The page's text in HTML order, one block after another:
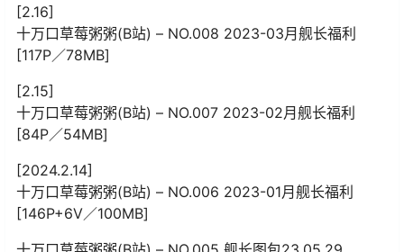
[2.16]
十万口草莓粥粥(B站) – NO.008 2023-03月舰长福利
[117P／78MB]
[2.15]
十万口草莓粥粥(B站) – NO.007 2023-02月舰长福利
[84P／54MB]
[2024.2.14]
十万口草莓粥粥(B站) – NO.006 2023-01月舰长福利
[146P+6V／100MB]